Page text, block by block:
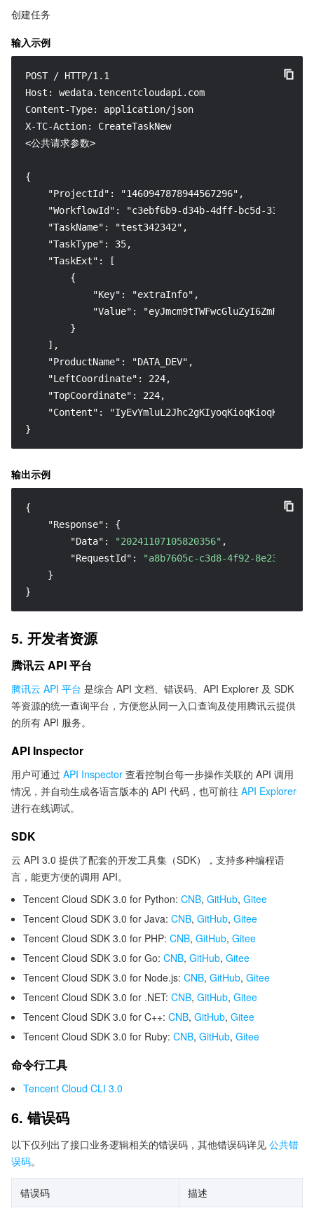
创建任务
输入示例
POST / HTTP/1.1
Host: wedata.tencentcloudapi.com
Content-Type: application/json
X-TC-Action: CreateTaskNew
<公共请求参数>
{
    "ProjectId": "1460947878944567296",
"WorkflowId": "c3ebf6b9-d34b-4dff-bc5d-
    "TaskName": "test342342",
    "TaskType": 35,
    "TaskExt": [
        {
            "Key": "extraInfo",
            "Value": "eyJmcm9tTWFwcGluZyI6ZmFsc2V9"
        }
    ],
    "ProductName": "DATA_DEV",
    "LeftCoordinate": 224,
    "TopCoordinate": 224,
"Content":
}
输出示例
{
"Response" :
{
"Data" : "20241107105820356" ,
"RequestId" :
"a8b7605c-c3d8-4f92-8e23-
}
}
5. 开发者资源
腾讯云 API 平台
腾讯云 API 平台 是综合 API 文档、错误码、API Explorer 及 SDK
等资源的统一查询平台，方便您从同一入口查询及使用腾讯云提供
的所有 API 服务。
API Inspector
用户可通过 API Inspector 查看控制台每一步操作关联的 API 调用
情况，并自动生成各语言版本的 API 代码，也可前往 API Explorer
进行在线调试。
SDK
云 API 3.0 提供了配套的开发工具集（SDK），支持多种编程语
言，能更方便的调用 API。
Tencent Cloud SDK 3.0 for Python: CNB, GitHub, Gitee
Tencent Cloud SDK 3.0 for Java: CNB, GitHub, Gitee
Tencent Cloud SDK 3.0 for PHP: CNB, GitHub, Gitee
Tencent Cloud SDK 3.0 for Go: CNB, GitHub, Gitee
Tencent Cloud SDK 3.0 for Node.js: CNB, GitHub, Gitee
Tencent Cloud SDK 3.0 for .NET: CNB, GitHub, Gitee
Tencent Cloud SDK 3.0 for C++: CNB, GitHub, Gitee
Tencent Cloud SDK 3.0 for Ruby: CNB, GitHub, Gitee
命令行工具
Tencent Cloud CLI 3.0
6. 错误码
以下仅列出了接口业务逻辑相关的错误码，其他错误码详见 公共错
误码。
错误码 描述